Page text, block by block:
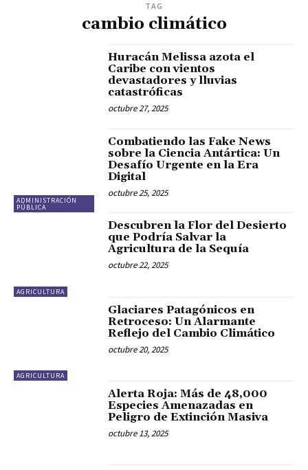
TAG
cambio climático
Huracán Melissa azota el
Caribe con vientos
devastadores y lluvias
catastróficas
octubre 27, 2025
ADMINISTRACIÓN
PÚBLICA
Combatiendo las Fake News
sobre la Ciencia Antártica: Un
Desafío Urgente en la Era
Digital
octubre 25, 2025
AGRICULTURA
Descubren la Flor del Desierto
que Podría Salvar la
Agricultura de la Sequía
octubre 22, 2025
AGRICULTURA
Glaciares Patagónicos en
Retroceso: Un Alarmante
Reflejo del Cambio Climático
octubre 20, 2025
Alerta Roja: Más de 48,000
Especies Amenazadas en
Peligro de Extinción Masiva
octubre 13, 2025